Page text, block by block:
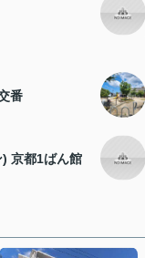
番
京都1ばん館